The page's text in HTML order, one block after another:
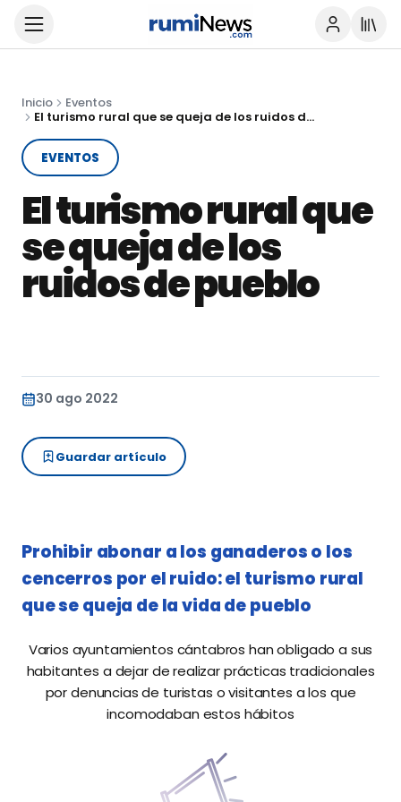
Inicio
Eventos
El turismo rural que se queja de los ruidos de pueblo
EVENTOS
El turismo rural que
se queja de los
ruidos de pueblo
30 ago 2022
Guardar artículo
Prohibir abonar a los ganaderos o los
cencerros por el ruido: el turismo rural
que se queja de la vida de pueblo
Varios ayuntamientos cántabros han obligado a sus
habitantes a dejar de realizar prácticas tradicionales
por denuncias de turistas o visitantes a los que
incomodaban estos hábitos